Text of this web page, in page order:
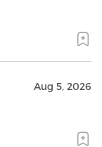
Aug 5, 2026